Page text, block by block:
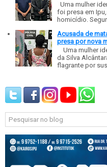
Uma mulher
foi presa em
homicídio.
Acusada de
presa por nova
Uma mulher
da Silva
flagrante por